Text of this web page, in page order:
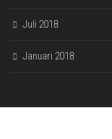
Juli 2018
Januari 2018